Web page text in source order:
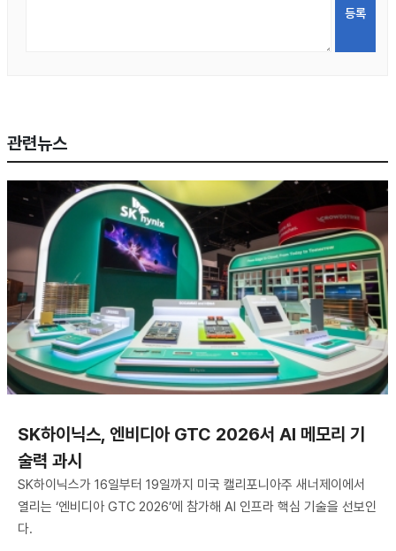
관련뉴스
SK하이닉스, 엔비디아 GTC 2026서 AI 메모리 기
술력 과시
SK하이닉스가 16일부터 19일까지 미국 캘리포니아주 새너제이에서
열리는 ‘엔비디아 GTC 2026’에 참가해 AI 인프라 핵심 기술을 선보인
다.